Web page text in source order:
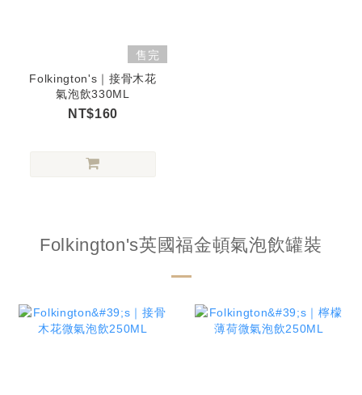
售完
Folkington's｜接骨木花
氣泡飲330ML
NT$160
Folkington's英國福金頓氣泡飲罐裝